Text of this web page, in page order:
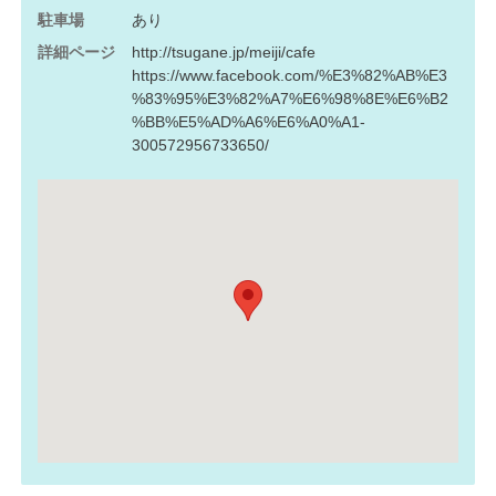
駐車場
あり
詳細ページ
http://tsugane.jp/meiji/cafe
https://www.facebook.com/%E3%82%AB%E3
%83%95%E3%82%A7%E6%98%8E%E6%B2
%BB%E5%AD%A6%E6%A0%A1-
300572956733650/